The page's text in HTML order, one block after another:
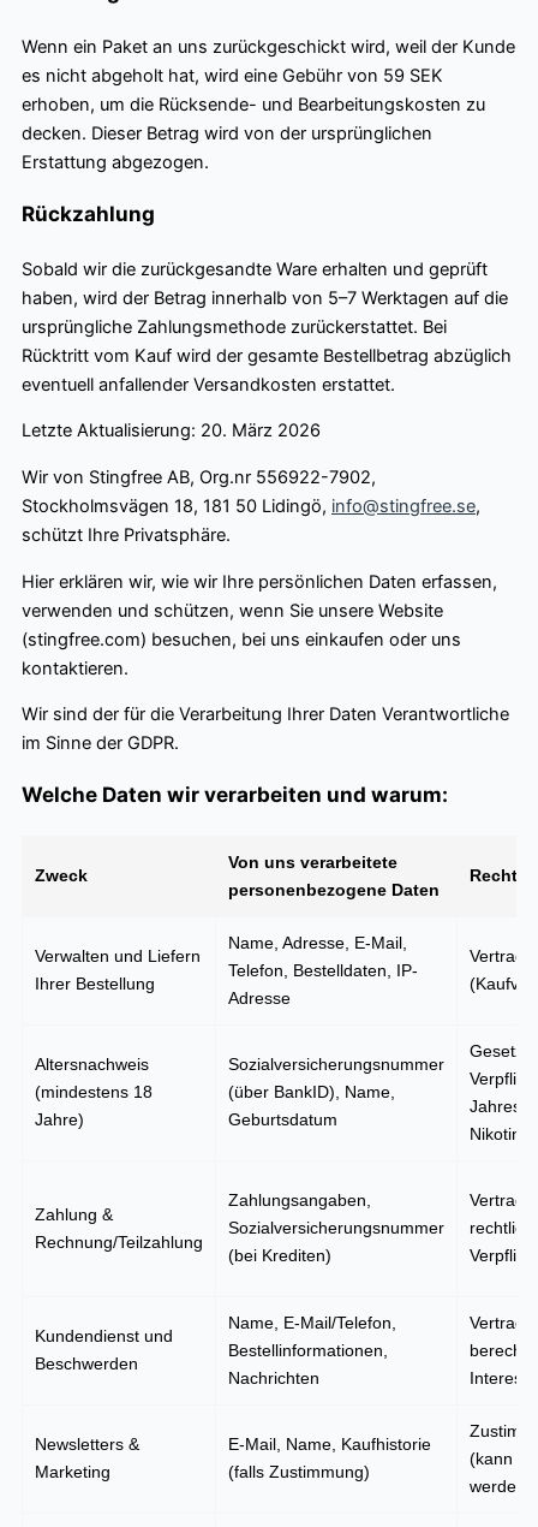
Wenn ein Paket an uns zurückgeschickt wird, weil der Kunde
es nicht abgeholt hat, wird eine Gebühr von 59 SEK
erhoben, um die Rücksende- und Bearbeitungskosten zu
decken. Dieser Betrag wird von der ursprünglichen
Erstattung abgezogen.
Rückzahlung
Sobald wir die zurückgesandte Ware erhalten und geprüft
haben, wird der Betrag innerhalb von 5–7 Werktagen auf die
ursprüngliche Zahlungsmethode zurückerstattet. Bei
Rücktritt vom Kauf wird der gesamte Bestellbetrag abzüglich
eventuell anfallender Versandkosten erstattet.
Letzte Aktualisierung: 20. März 2026
Wir von Stingfree AB, Org.nr 556922-7902,
Stockholmsvägen 18, 181 50 Lidingö, info@stingfree.se,
schützt Ihre Privatsphäre.
Hier erklären wir, wie wir Ihre persönlichen Daten erfassen,
verwenden und schützen, wenn Sie unsere Website
(stingfree.com) besuchen, bei uns einkaufen oder uns
kontaktieren.
Wir sind der für die Verarbeitung Ihrer Daten Verantwortliche
im Sinne der GDPR.
Welche Daten wir verarbeiten und warum:
Zweck
Von uns verarbeitete
personenbezogene Daten
Verwalten und Liefern
Ihrer Bestellung
Name, Adresse, E-Mail,
Telefon, Bestelldaten, IP-
Adresse
Vertrag
Altersnachweis
(mindestens 18
Jahre)
Sozialversicherungsnummer
(über BankID), Name,
Geburtsdatum
Zahlung &
Rechnung/Teilzahlung
Zahlungsangaben,
Sozialversicherungsnummer
(bei Krediten)
Vertrag +
Kundendienst und
Beschwerden
Name, E-Mail/Telefon,
Bestellinformationen,
Nachrichten
Vertrag +
Newsletters &
Marketing
E-Mail, Name, Kaufhistorie
(falls Zustimmung)
(kann
werden)